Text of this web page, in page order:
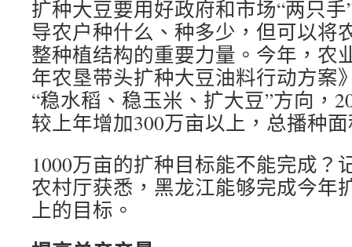
扩种大豆要用好政府和市场“两只
导农户种什么、种多少，但可以将
整种植结构的重要力量。今年，农
年农垦带头扩种大豆油料行动方案
“稳水稻、稳玉米、扩大豆”方向，
较上年增加300万亩以上，总播种
1000万亩的扩种目标能不能完成？
农村厅获悉，黑龙江能够完成今年
上的目标。